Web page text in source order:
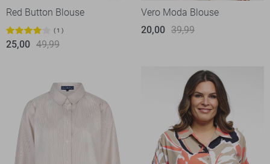
Red Button Blouse
1
25,00 49,99
Vero Moda Blouse
20,00 39,99